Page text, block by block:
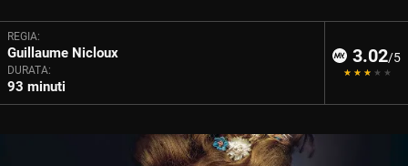
REGIA:
Guillaume Nicloux
DURATA:
93 minuti
3.02/5